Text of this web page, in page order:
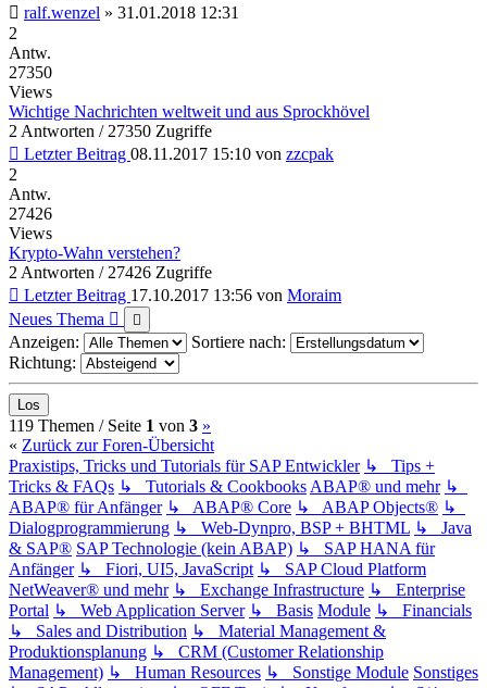
ralf.wenzel » 31.01.2018 12:31
2
Antw.
27350
Views
Wichtige Nachrichten weltweit und aus Sprockhövel
2 Antworten / 27350 Zugriffe
Letzter Beitrag 08.11.2017 15:10 von zzcpak
2
Antw.
27426
Views
Krypto-Wahn verstehen?
2 Antworten / 27426 Zugriffe
Letzter Beitrag 17.10.2017 13:56 von Moraim
Neues Thema
Anzeigen:
Sortiere nach:
Richtung:
119 Themen / Seite 1 von 3 (current)
»
« Zurück zur Foren-Übersicht
Praxistips, Tricks und Tutorials für SAP Entwickler ↳ Tips +
Tricks & FAQs ↳ Tutorials & Cookbooks ABAP® und mehr ↳
ABAP® für Anfänger ↳ ABAP® Core ↳ ABAP Objects® ↳
Dialogprogrammierung ↳ Web-Dynpro, BSP + BHTML ↳ Java
& SAP® SAP Technologie (kein ABAP) ↳ SAP HANA für
Anfänger ↳ Fiori, UI5, JavaScript ↳ SAP Cloud Platform
NetWeaver® und mehr ↳ Exchange Infrastructure ↳ Enterprise
Portal ↳ Web Application Server ↳ Basis Module ↳ Financials
↳ Sales and Distribution ↳ Material Management &
Produktionsplanung ↳ CRM (Customer Relationship
Management) ↳ Human Resources ↳ Sonstige Module Sonstiges